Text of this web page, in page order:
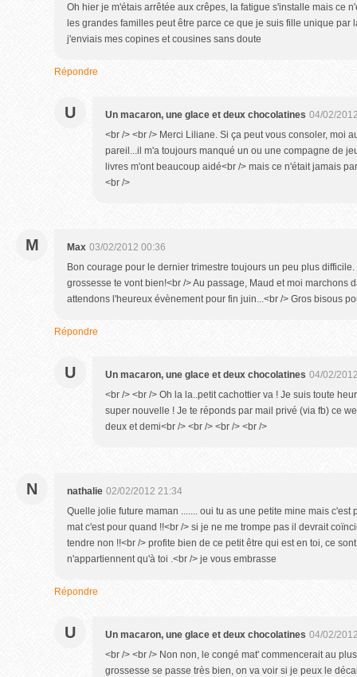
Oh hier je m'étais arrêtée aux crêpes, la fatigue s'installe mais ce
les grandes familles peut être parce ce que je suis fille unique par
j'enviais mes copines et cousines sans doute
Répondre
U Un macaron, une glace et deux chocolatines 04/02/
<br /> <br /> Merci Liliane. Si ça peut vous consoler, moi
pareil...il m'a toujours manqué un ou une compagne de
livres m'ont beaucoup aidé<br /> mais ce n'était jamais
<br />
M Max 03/02/2012 00:36
Bon courage pour le dernier trimestre toujours un peu plus
grossesse te vont bien!<br /> Au passage, Maud et moi marchons
attendons l'heureux évènement pour fin juin...<br /> Gros bisous
Répondre
U Un macaron, une glace et deux chocolatines 04/02/
<br /> <br /> Oh la la..petit cachottier va ! Je suis toute
super nouvelle ! Je te réponds par mail privé (via fb) ce
deux et demi<br /> <br /> <br /> <br />
N nathalie 02/02/2012 21:34
Quelle jolie future maman ....... oui tu as une petite mine mais c'est
mat c'est pour quand !!<br /> si je ne me trompe pas il devrait
tendre non !!<br /> profite bien de ce petit être qui est en toi, ce
n'appartiennent qu'à toi .<br /> je vous embrasse
Répondre
U Un macaron, une glace et deux chocolatines 04/02/
<br /> <br /> Non non, le congé mat' commencerait au
grossesse se passe très bien, on va voir si je peux le